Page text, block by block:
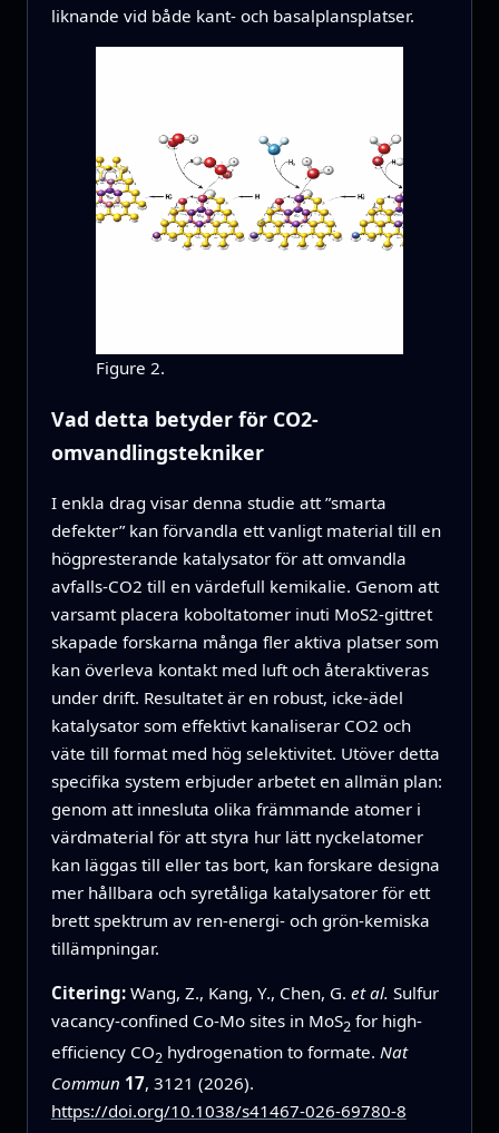
liknande vid både kant- och basalplansplatser.
Figure 2.
Vad detta betyder för CO2-
omvandlingstekniker
I enkla drag visar denna studie att ”smarta
defekter” kan förvandla ett vanligt material till en
högpresterande katalysator för att omvandla
avfalls-CO2 till en värdefull kemikalie. Genom att
varsamt placera koboltatomer inuti MoS2-gittret
skapade forskarna många fler aktiva platser som
kan överleva kontakt med luft och återaktiveras
under drift. Resultatet är en robust, icke-ädel
katalysator som effektivt kanaliserar CO2 och
väte till format med hög selektivitet. Utöver detta
specifika system erbjuder arbetet en allmän plan:
genom att innesluta olika främmande atomer i
värdmaterial för att styra hur lätt nyckelatomer
kan läggas till eller tas bort, kan forskare designa
mer hållbara och syretåliga katalysatorer för ett
brett spektrum av ren-energi- och grön-kemiska
tillämpningar.
Citering: Wang, Z., Kang, Y., Chen, G. et al. Sulfur
vacancy-confined Co-Mo sites in MoS2for high-
efficiency CO2hydrogenation to formate. Nat
Commun 17, 3121 (2026).
https://doi.org/10.1038/s41467-026-69780-8